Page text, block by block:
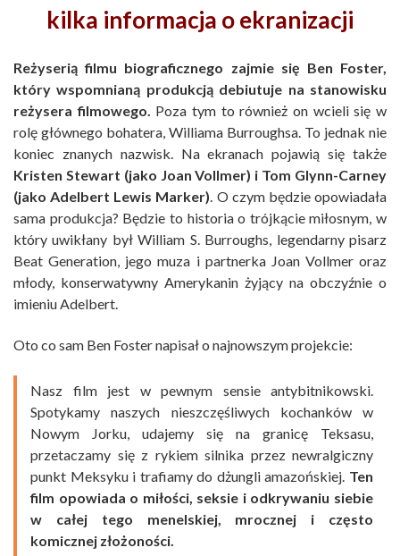
kilka informacja o ekranizacji
Reżyserią filmu biograficznego zajmie się Ben Foster,
który wspomnianą produkcją debiutuje na stanowisku
reżysera filmowego. Poza tym to również on wcieli się w
rolę głównego bohatera, Williama Burroughsa. To jednak nie
koniec znanych nazwisk. Na ekranach pojawią się także
Kristen Stewart (jako Joan Vollmer) i Tom Glynn-Carney
(jako Adelbert Lewis Marker) . O czym będzie opowiadała
sama produkcja? Będzie to historia o trójkącie miłosnym, w
który uwikłany był William S. Burroughs, legendarny pisarz
Beat Generation, jego muza i partnerka Joan Vollmer oraz
młody, konserwatywny Amerykanin żyjący na obczyźnie o
imieniu Adelbert.
Oto co sam Ben Foster napisał o najnowszym projekcie:
Nasz film jest w pewnym sensie antybitnikowski.
Spotykamy naszych nieszczęśliwych kochanków w
Nowym Jorku, udajemy się na granicę Teksasu,
przetaczamy się z rykiem silnika przez newralgiczny
punkt Meksyku i trafiamy do dżungli amazońskiej. Ten
film opowiada o miłości, seksie i odkrywaniu siebie
w całej tego menelskiej, mrocznej i często
komicznej złożoności.